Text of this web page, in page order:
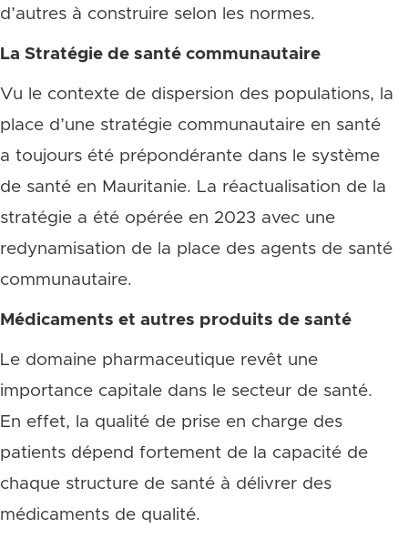
d’autres à construire selon les normes.
La Stratégie de santé communautaire
Vu le contexte de dispersion des populations, la
place d’une stratégie communautaire en santé
a toujours été prépondérante dans le système
de santé en Mauritanie. La réactualisation de la
stratégie a été opérée en 2023 avec une
redynamisation de la place des agents de santé
communautaire.
Médicaments et autres produits de santé
Le domaine pharmaceutique revêt une
importance capitale dans le secteur de santé.
En effet, la qualité de prise en charge des
patients dépend fortement de la capacité de
chaque structure de santé à délivrer des
médicaments de qualité.